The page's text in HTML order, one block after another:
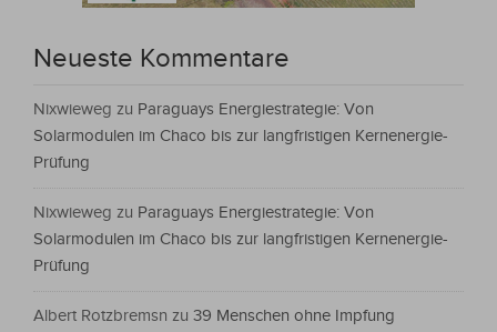
Neueste Kommentare
Nixwieweg zu Paraguays Energiestrategie: Von
Solarmodulen im Chaco bis zur langfristigen Kernenergie-
Prüfung
Nixwieweg zu Paraguays Energiestrategie: Von
Solarmodulen im Chaco bis zur langfristigen Kernenergie-
Prüfung
Albert Rotzbremsn zu 39 Menschen ohne Impfung